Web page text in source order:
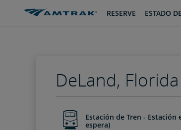
saltar
saltar RESERVE ESTADO
DeLand, Florida
Estación de Tren - Estación
espera)